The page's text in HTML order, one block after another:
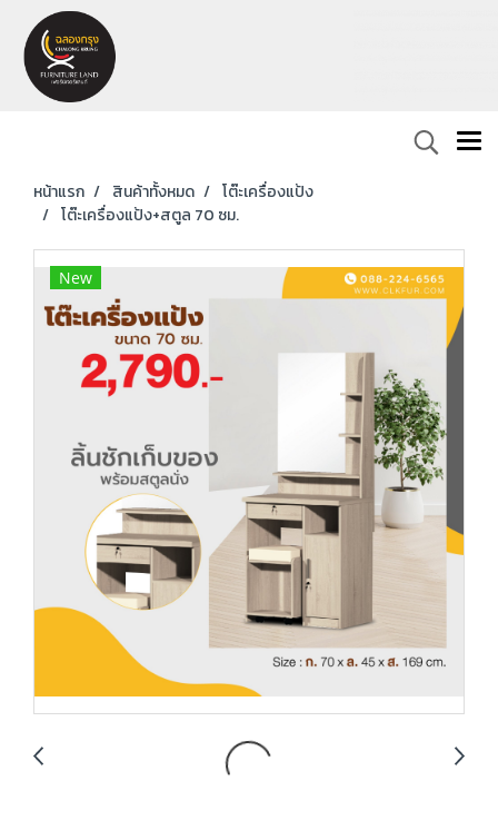
หน้าแรก สินค้าทั้งหมด
โต๊ะเครื่องแป้ง
โต๊ะเครื่องแป้ง+สตูล 70 ซม.
New